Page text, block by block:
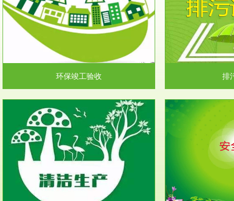
环保竣工验收
排污许可证
排污许可申报咨询：（排污许可证）根据《中华
人民共和国环境保护法》...
排
服务范围
安全评价
安全评价安全评价目的是查找、分析和预测工
程、系统、生产经营活...